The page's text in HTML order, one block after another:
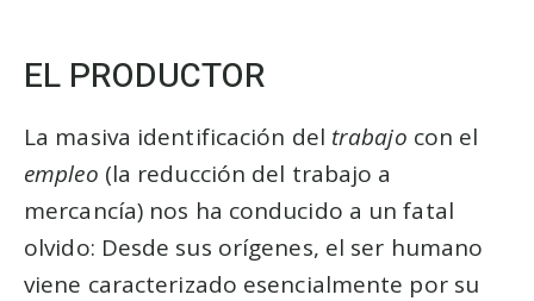
EL PRODUCTOR
La masiva identificación del trabajo con el
empleo (la reducción del trabajo a
mercancía) nos ha conducido a un fatal
olvido: Desde sus orígenes, el ser humano
viene caracterizado esencialmente por su